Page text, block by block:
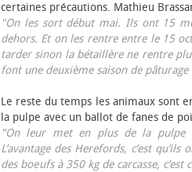
certaines précautions. Mathieu
"On les sort début mai. Ils ont 15
dehors. Et on les rentre entre le 15
tarder sinon la bétaillère ne rentre
font une deuxième saison de
Le reste du temps les animaux sont
la pulpe avec un ballot de fanes de
"On leur met en plus de la pulpe
L’avantage des Herefords, c’est
des bœufs à 350 kg de carcasse, c’est